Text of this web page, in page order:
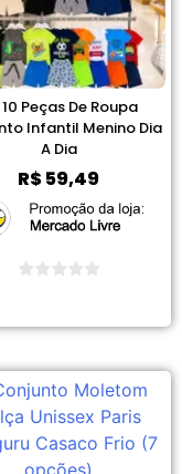
Peças De Roupa
Infantil Menino Dia
A Dia
R$59,49